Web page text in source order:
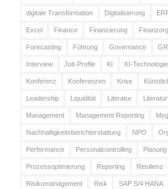
digitale Transformation Digitalisierung
Excel Finance Finanzierung
Forecasting Führung Governance
Interview Job Profile KI KI-Technologie
Konferenz Konferenzen Krise
Leadership Liquidität Literatur
Management Management Reporting
Nachhaltigkeitsberichterstattung NPO
Performance Personalcontrolling Planung
Prozessoptimierung Reporting Resilienz
Risikomanagement Risk SAP S/4 HANA